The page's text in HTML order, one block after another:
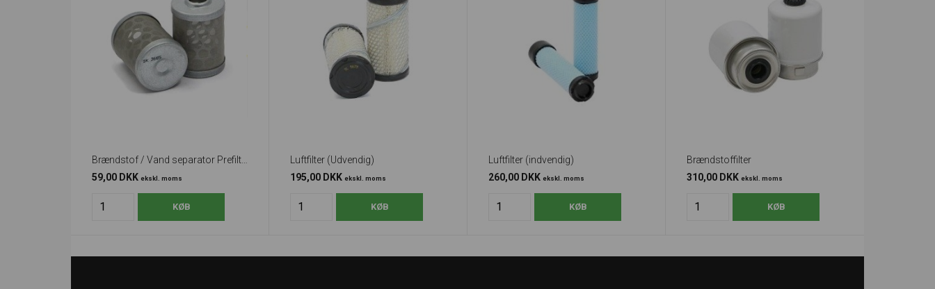
59,00 DKK ekskl. moms
Luftfilter (Udvendig)
195,00 DKK ekskl. moms
Luftfilter (indvendig)
260,00 DKK ekskl. moms
Brændstoffilter
310,00 DKK ekskl. moms